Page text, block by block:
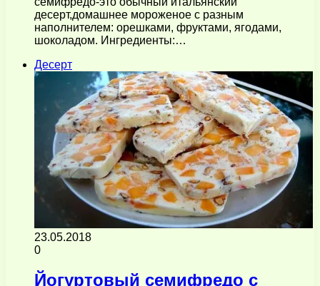
десерт,домашнее мороженое с разным
наполнителем: орешками, фруктами, ягодами,
шоколадом. Ингредиенты:…
Десерт
23.05.2018
0
Йогуртовый семифредо с